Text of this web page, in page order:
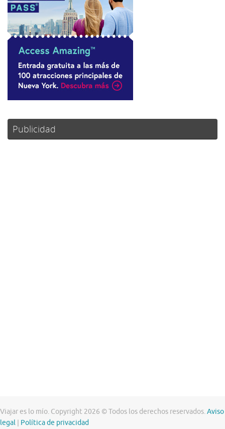
Publicidad
Viajar es lo mío. Copyright 2026 © Todos los derechos reservados.Aviso
legal
Política de privacidad